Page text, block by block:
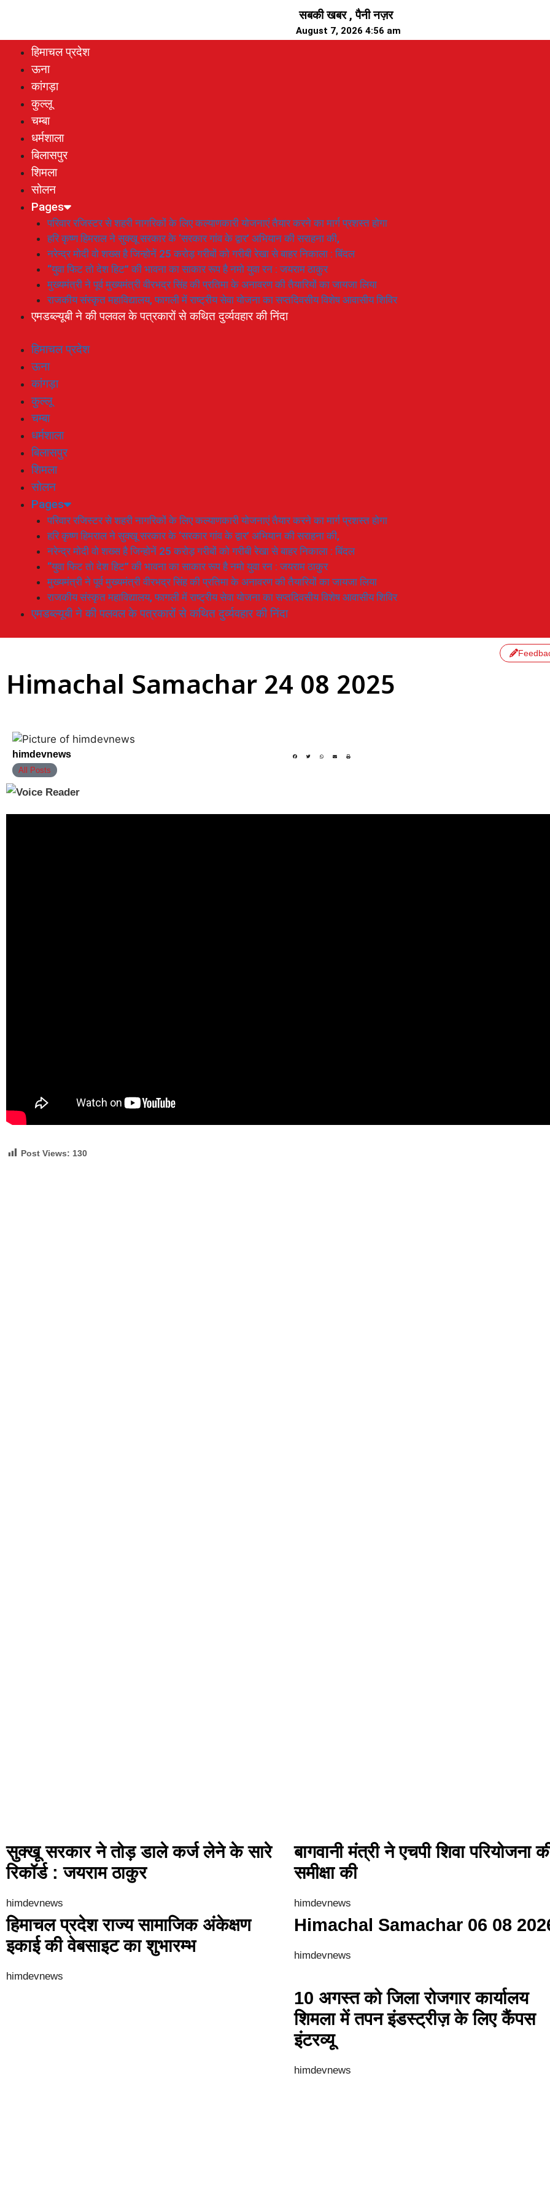
सबकी खबर , पैनी नज़र
August 7, 2026 4:56 am
हिमाचल प्रदेश
ऊना
कांगड़ा
कुल्लू
चम्बा
धर्मशाला
बिलासपुर
शिमला
सोलन
Pages
परिवार रजिस्टर से शहरी नागरिकों के लिए कल्याणकारी योजनाएं तैयार करने का मार्ग प्रशस्त होगा
हरि कृष्ण हिमराल ने सुक्खू सरकार के ‘सरकार गांव के द्वार’ अभियान की सराहना की,
नरेन्द्र मोदी वो शख्स है जिन्होनें 25 करोड़ गरीबों को गरीबी रेखा से बाहर निकाला : बिंदल
“युवा फिट तो देश हिट” की भावना का साकार रूप है नमो युवा रन : जयराम ठाकुर
मुख्यमंत्री ने पूर्व मुख्यमंत्री वीरभद्र सिंह की प्रतिमा के अनावरण की तैयारियों का जायजा लिया
राजकीय संस्कृत महाविद्यालय, फागली में राष्ट्रीय सेवा योजना का सप्तदिवसीय विशेष आवासीय शिविर
एमडब्ल्यूबी ने की पलवल के पत्रकारों से कथित दुर्व्यवहार की निंदा
हिमाचल प्रदेश
ऊना
कांगड़ा
कुल्लू
चम्बा
धर्मशाला
बिलासपुर
शिमला
सोलन
Pages
परिवार रजिस्टर से शहरी नागरिकों के लिए कल्याणकारी योजनाएं तैयार करने का मार्ग प्रशस्त होगा
हरि कृष्ण हिमराल ने सुक्खू सरकार के ‘सरकार गांव के द्वार’ अभियान की सराहना की,
नरेन्द्र मोदी वो शख्स है जिन्होनें 25 करोड़ गरीबों को गरीबी रेखा से बाहर निकाला : बिंदल
“युवा फिट तो देश हिट” की भावना का साकार रूप है नमो युवा रन : जयराम ठाकुर
मुख्यमंत्री ने पूर्व मुख्यमंत्री वीरभद्र सिंह की प्रतिमा के अनावरण की तैयारियों का जायजा लिया
राजकीय संस्कृत महाविद्यालय, फागली में राष्ट्रीय सेवा योजना का सप्तदिवसीय विशेष आवासीय शिविर
एमडब्ल्यूबी ने की पलवल के पत्रकारों से कथित दुर्व्यवहार की निंदा
Himachal Samachar 24 08 2025
himdevnews
All Posts
Post Views: 130
सुक्खू सरकार ने तोड़ डाले कर्ज लेने के सारे
रिकॉर्ड : जयराम ठाकुर
himdevnews
बागवानी मंत्री ने एचपी शिवा परियोजना
समीक्षा की
himdevnews
हिमाचल प्रदेश राज्य सामाजिक अंकेक्षण
इकाई की वेबसाइट का शुभारम्भ
himdevnews
Himachal Samachar 06 08
himdevnews
10 अगस्त को जिला रोजगार कार्यालय
शिमला में तपन इंडस्ट्रीज़ के लिए कैंपस
इंटरव्यू
himdevnews